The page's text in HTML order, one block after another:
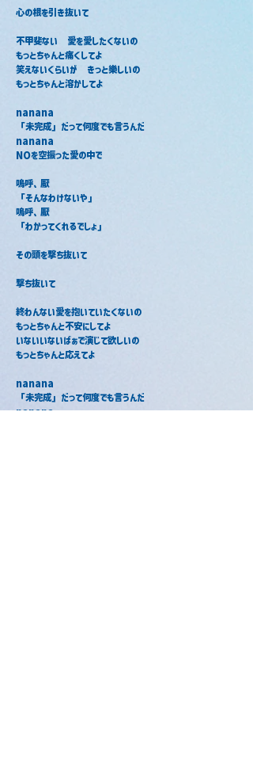
心の根を引き抜いて
不甲斐ない　愛を愛したくないの
もっとちゃんと痛くしてよ
笑えないくらいが　きっと樂しいの
もっとちゃんと溶かしてよ
nanana
「未完成」だって何度でも言うんだ
nanana
NOを空振った愛の中で
嗚呼、厭
「そんなわけないや」
嗚呼、厭
「わかってくれるでしょ」
その頭を撃ち抜いて
撃ち抜いて
終わんない愛を抱いていたくないの
もっとちゃんと不安にしてよ
いないいないばぁで演じて欲しいの
もっとちゃんと応えてよ
nanana
「未完成」だって何度でも言うんだ
nanana